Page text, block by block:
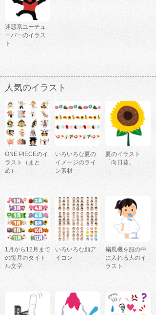
迷惑系ユーチュ
ーバーのイラス
ト
人気のイラスト
ONE PIECEのイ
ラスト（まと
め）
いろいろな夏の
イメージのライ
ン素材
夏のイラスト
「向日葵」
1月から12月まで
の毎月のタイト
ル文字
いろいろな顔ア
イコン
扇風機を服の中
に入れる人のイ
ラスト